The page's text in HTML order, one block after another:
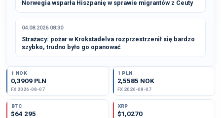
Norwegia wsparła Hiszpanię w sprawie migrantów z Ceuty
04.08.2026 08:30
Strażacy: pożar w Krokstadelva rozprzestrzenił się bardzo
szybko, trudno było go opanować
1 NOK
0,3909 PLN
FX 2026-08-07
1 PLN
2,5585 NOK
FX 2026-08-07
BTC
$64 295
XRP
$1,0270